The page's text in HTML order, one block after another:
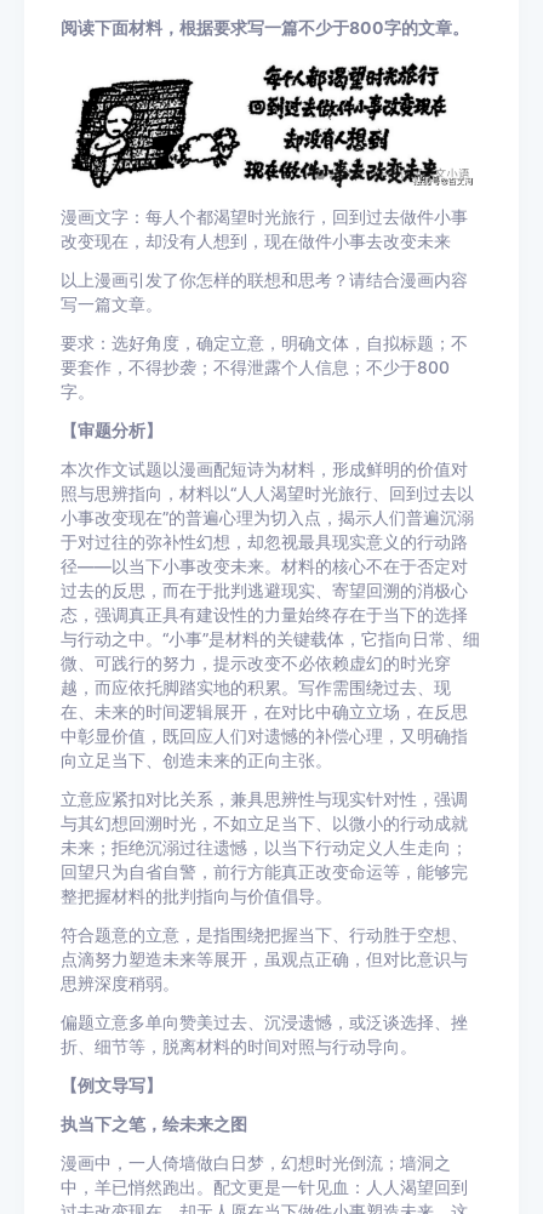
阅读下面材料，根据要求写一篇不少于800字的文章。
漫画文字：每人个都渴望时光旅行，回到过去做件小事
改变现在，却没有人想到，现在做件小事去改变未来
以上漫画引发了你怎样的联想和思考？请结合漫画内容
写一篇文章。
要求：选好角度，确定立意，明确文体，自拟标题；不
要套作，不得抄袭；不得泄露个人信息；不少于800
字。
【审题分析】
本次作文试题以漫画配短诗为材料，形成鲜明的价值对
照与思辨指向，材料以“人人渴望时光旅行、回到过去以
小事改变现在”的普遍心理为切入点，揭示人们普遍沉溺
于对过往的弥补性幻想，却忽视最具现实意义的行动路
径——以当下小事改变未来。材料的核心不在于否定对
过去的反思，而在于批判逃避现实、寄望回溯的消极心
态，强调真正具有建设性的力量始终存在于当下的选择
与行动之中。“小事”是材料的关键载体，它指向日常、细
微、可践行的努力，提示改变不必依赖虚幻的时光穿
越，而应依托脚踏实地的积累。写作需围绕过去、现
在、未来的时间逻辑展开，在对比中确立立场，在反思
中彰显价值，既回应人们对遗憾的补偿心理，又明确指
向立足当下、创造未来的正向主张。
立意应紧扣对比关系，兼具思辨性与现实针对性，强调
与其幻想回溯时光，不如立足当下、以微小的行动成就
未来；拒绝沉溺过往遗憾，以当下行动定义人生走向；
回望只为自省自警，前行方能真正改变命运等，能够完
整把握材料的批判指向与价值倡导。
符合题意的立意，是指围绕把握当下、行动胜于空想、
点滴努力塑造未来等展开，虽观点正确，但对比意识与
思辨深度稍弱。
偏题立意多单向赞美过去、沉浸遗憾，或泛谈选择、挫
折、细节等，脱离材料的时间对照与行动导向。
【例文导写】
执当下之笔，绘未来之图
漫画中，一人倚墙做白日梦，幻想时光倒流；墙洞之
中，羊已悄然跑出。配文更是一针见血：人人渴望回到